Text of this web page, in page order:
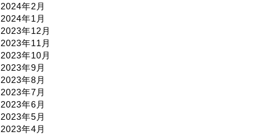
2024年2月
2024年1月
2023年12月
2023年11月
2023年10月
2023年9月
2023年8月
2023年7月
2023年6月
2023年5月
2023年4月